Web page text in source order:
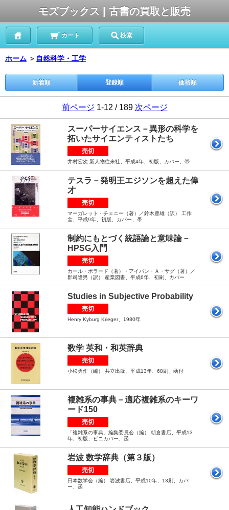
モズブックス | 古書の買取と販売
カート 検索
ホーム ＞ 自然科学・工学
新着順 登録順 価格順
前ページ 1-12 / 189 次ページ
スーパーサイエンス－異形の科学を
拓いたサイエンティストたち
売切
井村宏次 新人物往来社、平成4年、初版、カバー、帯
テスラ－発明王エジソンを超えた偉
才
売切
マーガレット・チェニー（著）／鈴木豊雄（訳） 工作
舎、平成9年、初版、カバー、帯
制約にもとづく統語論と意味論－
HPSG入門
売切
カール・ポラード（著）・アイバン・Ａ・サグ（著）／
郡司隆男（訳） 産業図書、平成6年、初刷、カバー
Studies in Subjective Probability
売切
Henry Kyburg Krieger、1980年
数学 英和・和英辞典
売切
小松勇作（編） 共立出版、平成13年、68刷、函付
複雑系の事典－適応複雑系のキーワ
ード150
売切
「複雑系の事典」編集委員会（編） 朝倉書店、平成13
年、初版、ビニカバー、函
岩波 数学辞典（第３版）
売切
日本数学会（編） 岩波書店、平成10年、13刷、カバ
ー、函